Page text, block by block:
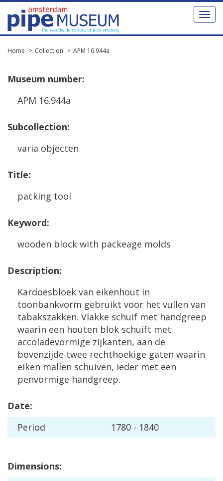
Toggle
Home Collection APM 16.944a
Museum number:
APM 16.944a
Subcollection:
varia objecten
Title:
packing tool
Keyword:
wooden block with packeage molds
Description:
Kardoesbloek van eikenhout in
toonbankvorm gebruikt voor het vullen van
tabakszakken. Vlakke schuif met handgreep
waarin een houten blok schuift met
accoladevormige zijkanten, aan de
bovenzijde twee rechthoekige gaten waarin
eiken mallen schuiven, ieder met een
penvormige handgreep.
Date:
Period
1780 - 1840
Dimensions: